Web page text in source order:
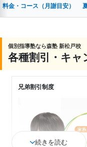
料金・コース（月謝目安）
個別指導塾なら森塾 新松戸校
各種割引・キャ
兄弟割引制度
続きを読む